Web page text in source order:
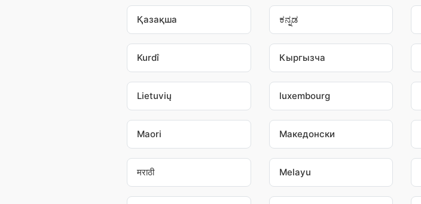
Қазақша ಕನ್ನಡ
Kurdî Кыргызча
Lietuvių luxembourg
Maori Македонски
मराठी Melayu